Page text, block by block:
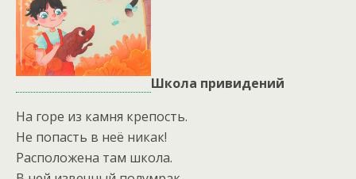
Школа привидений
На горе из камня крепость.
Не попасть в неё никак!
Расположена там школа.